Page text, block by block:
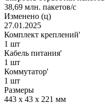
38,69 млн. пакетов/с
Изменено (ц)
27.01.2025
Комплект креплений'
1 шт
Кабель питания'
1 шт
Коммутатор'
1 шт
Размеры
443 x 43 x 221 мм